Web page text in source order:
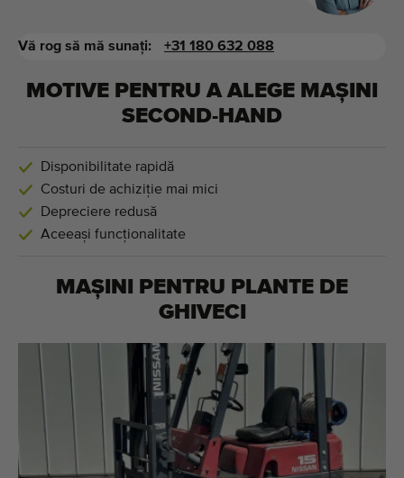
Vă rog să mă sunați: +31 180 632 088
MOTIVE PENTRU A ALEGE MAȘINI
SECOND-HAND
Disponibilitate rapidă
Costuri de achiziție mai mici
Depreciere redusă
Aceeași funcționalitate
MAȘINI PENTRU PLANTE DE
GHIVECI